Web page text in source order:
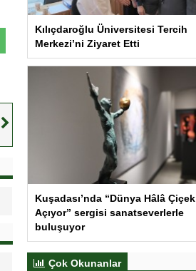
Kılıçdaroğlu Üniversitesi Tercih
Merkezi’ni Ziyaret Etti
Kuşadası’nda “Dünya Hâlâ Çiçek
Açıyor” sergisi sanatseverlerle
buluşuyor
Çok Okunanlar